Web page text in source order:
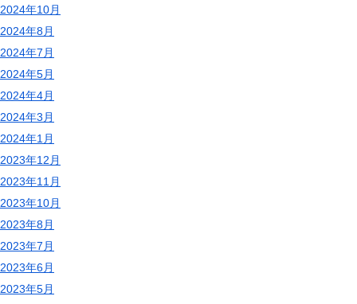
2024年10月
2024年8月
2024年7月
2024年5月
2024年4月
2024年3月
2024年1月
2023年12月
2023年11月
2023年10月
2023年8月
2023年7月
2023年6月
2023年5月